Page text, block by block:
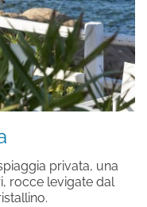
privata, una
rocce levigate dal